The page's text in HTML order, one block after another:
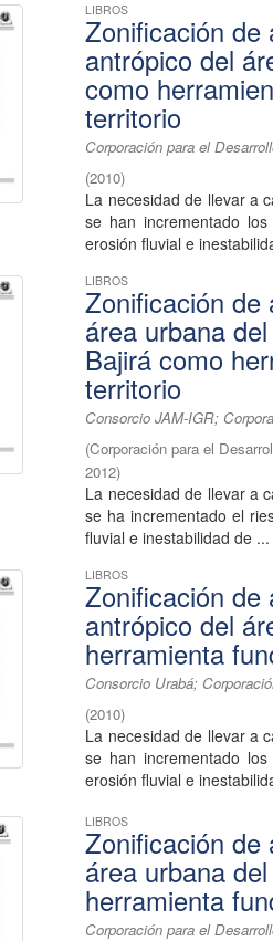
LIBROS
Zonificación de
antrópico del
como
territorio
Corporación para el
(2010)
La necesidad de llevar a
se han incrementado
erosión fluvial e
LIBROS
Zonificación de
área urbana
Bajirá como
territorio
Consorcio JAM-IGR;
(Corporación para el
2012)
La necesidad de llevar a
se ha incrementado el
fluvial e inestabilidad de ...
LIBROS
Zonificación de
antrópico del
herramienta
Consorcio Urabá;
(2010)
La necesidad de llevar a
se han incrementado
erosión fluvial e
LIBROS
Zonificación de
área urbana
herramienta
Corporación para el